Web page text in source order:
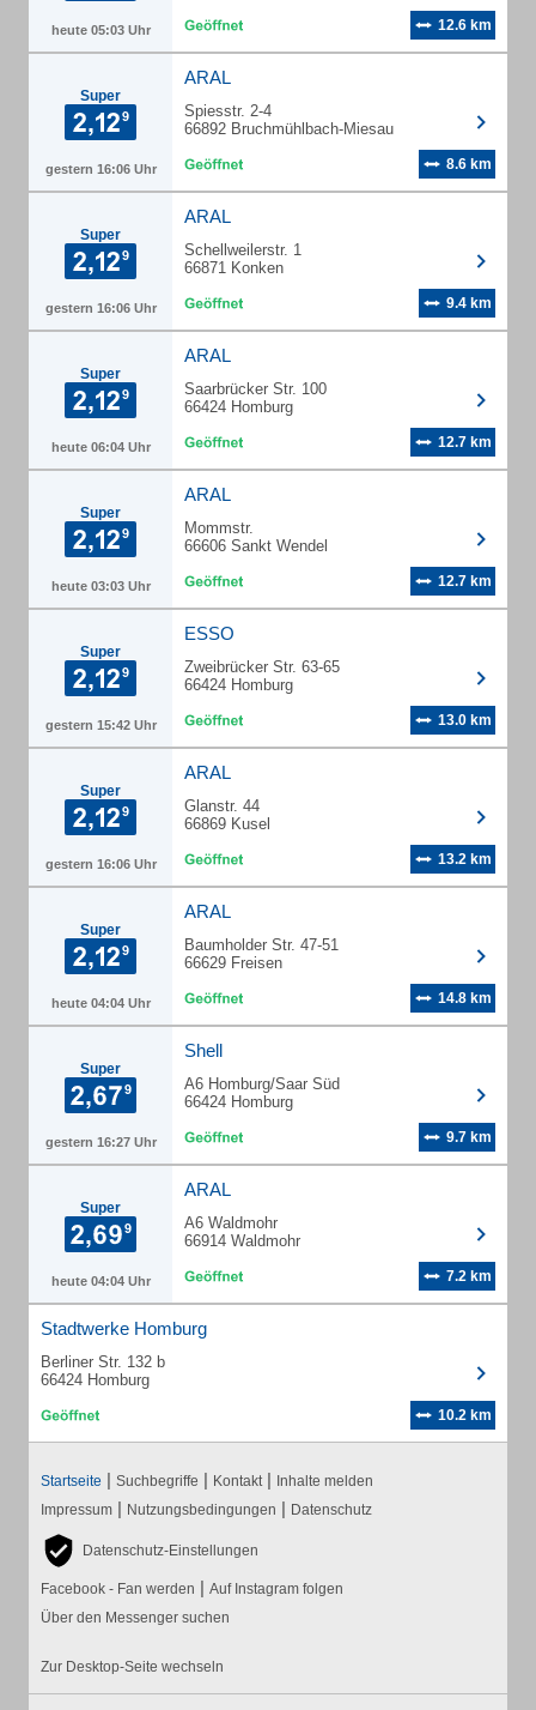
heute 05:03 Uhr 12.6 km
Super
gestern 16:06 Uhr
ARAL
Spiesstr. 2-4
66892 Bruchmühlbach-Miesau
8.6 km
Super
gestern 16:06 Uhr
ARAL
Schellweilerstr. 1
66871 Konken
9.4 km
Super
heute 06:04 Uhr
ARAL
Saarbrücker Str. 100
66424 Homburg
12.7 km
Super
heute 03:03 Uhr
ARAL
Mommstr.
66606 Sankt Wendel
12.7 km
Super
gestern 15:42 Uhr
ESSO
Zweibrücker Str. 63-65
66424 Homburg
13.0 km
Super
gestern 16:06 Uhr
ARAL
Glanstr. 44
66869 Kusel
13.2 km
Super
heute 04:04 Uhr
ARAL
Baumholder Str. 47-51
66629 Freisen
14.8 km
Super
gestern 16:27 Uhr
Shell
A6 Homburg/Saar Süd
66424 Homburg
9.7 km
Super
heute 04:04 Uhr
ARAL
A6 Waldmohr
66914 Waldmohr
7.2 km
Stadtwerke Homburg
Berliner Str. 132 b
66424 Homburg
10.2 km
Startseite | Suchbegriffe | Kontakt | Inhalte melden
Impressum | Nutzungsbedingungen | Datenschutz
Datenschutz-Einstellungen
Facebook - Fan werden | Auf Instagram folgen
Über den Messenger suchen
Zur Desktop-Seite wechseln